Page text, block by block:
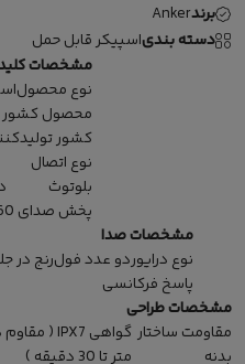
برندAnker
دسته بندیاسپیکر قابل حمل
مشخصات
نوع محصول
محصول کشور
کشور
نوع اتصال
بلوتوث
پخش صدای 360 درجه
مشخصات صدا
نوع درایوردو عدد فول‌رنج در
پاسخ فرکانسی
مشخصات طراحی
مقاومت ساختار
بدنه
متر تا 30 دقیقه )